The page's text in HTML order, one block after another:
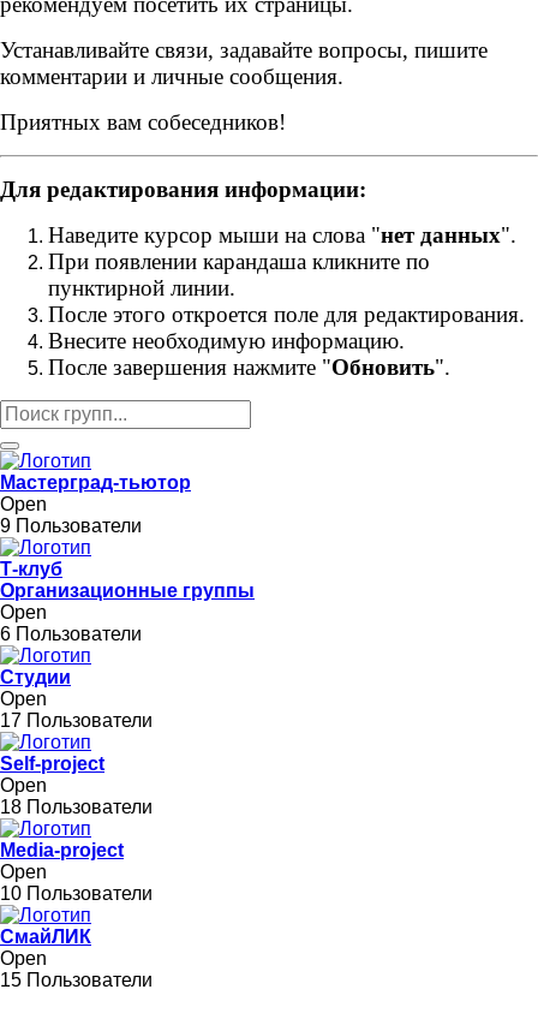
Устанавливайте связи, задавайте вопросы, пишите
комментарии и личные сообщения.
Приятных вам собеседников!
Для редактирования информации:
Наведите курсор мыши на слова "нет данных".
При появлении карандаша кликните по
пунктирной линии.
После этого откроется поле для редактирования.
Внесите необходимую информацию.
После завершения нажмите "Обновить".
Мастерград-тьютор
Open
9 Пользователи
Т-клуб
Организационные группы
Open
6 Пользователи
Студии
Open
17 Пользователи
Self-project
Open
18 Пользователи
Media-project
Open
10 Пользователи
СмайЛИК
Open
15 Пользователи